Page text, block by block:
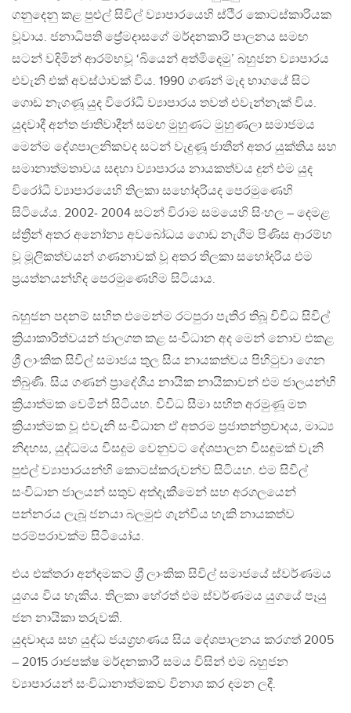
ගනුදෙනු කළ පුළුල් සිවිල් ව්‍යාපාරයෙහි ස්ථිර කොටස්කාරියක
වූවාය. ජනාධිපති ජ්‍රේමදාසගේ මර්දනකාරි පාලනය සමඟ
සටන් වදිමින් ආරම්භවූ ‘බියෙන් අත්මිදෙමු’ බහුජන ව්‍යාපාරය
එවැනි එක් අවස්ථාවක් විය. 1990 ගණන් මැද භාගයේ සිට
ගොඩ නැගණූ යුද විරෝධී ව්‍යාපාරය තවත් එවැන්නැක් විය.
යුදවාදී අන්ත ජාතිවාදීන් සමඟ මුහුණට මුහුණලා සමාජමය
මෙන්ම දේශපාලනිකවද සටන් වැදුණූ ජාතීන් අතර යුක්තිය සහ
සමානාත්මතාවය සඳහා ව්‍යාපාරය නායකත්වය දුන් එම යුද
විරෝධී ව්‍යාපාරයෙහි තිලකා සහෝදරියද පෙරමුණෙහි
සිටියේය. 2002- 2004 සටන් විරාම සමයෙහි සිංහල – දෙමළ
ස්ත්‍රීන් අතර අනෝන්‍ය අවබෝධය ගොඩ නැගීම පිණිස ආරම්භ
වූ මූලිකත්වයන් ගණනාවක් වූ අතර තිලකා සහෝදරිය එම
ප්‍රයත්නයන්හිද පෙරමුණෙහිම සිටියාය.
බහුජන පදනම් සහිත එමෙන්ම රටපුරා පැතිර තිබූ විවිධ සිවිල්
ක්‍රියාකාරිත්වයන් ජාලගත කළ සංවිධාන අද මෙන් නොව එකළ
ශ්‍රී ලාංකික සිවිල් සමාජය තුල සිය නායකත්වය පිහිටුවා ගෙන
තිබුණි. සිය ගණන් ප්‍රාදේශීය නායික නායිකාවන් එම ජාලයන්හි
ක්‍රියාත්මක වෙමින් සිටියහ. විවිධ සීමා සහිත අරමුණූ මත
ක්‍රියාත්මක වූ එවැනි සංවිධාන ඒ අතරම ප්‍රජාතන්ත්‍රවාදය, මාධ්‍ය
නිදහස, යුද්ධමය විසදුම වෙනුවට දේශපාලන විසඳුමක් වැනි
පුළුල් ව්‍යාපාරයන්හි කොටස්කරුවන්ව සිටියහ. එම සිවිල්
සංවිධාන ජාලයන් සතුව අත්දැකීමෙන් සහ අරගලයෙන්
පන්නරය ලැබූ ජනයා බලමුළු ගැන්විය හැකි නායකත්ව
පරම්පරාවක්ම සිටියෝය.
එය එක්තරා අන්දමකට ශ්‍රී ලාංකික සිවිල් සමාජයේ ස්වර්ණමය
යුගය විය හැකිය. තිලකා හේරත් එම ස්වර්ණමය යුගයේ පෑයු
ජන නායිකා තරුවකි.
යුදවාදය සහ යුද්ධ ජයග්‍රහණය සිය දේශපාලනය කරගත් 2005
– 2015 රාජපක්ෂ මර්දනකාරී සමය විසින් එම බහුජන
ව්‍යාපාරයන් සංවිධානාත්මකව විනාශ කර දමන ලදී.